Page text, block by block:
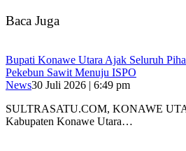
Baca Juga
Bupati Konawe Utara Ajak Seluruh
Pekebun Sawit Menuju ISPO
News30 Juli 2026 | 6:49 pm
SULTRASATU.COM, KONAWE
Kabupaten Konawe Utara…